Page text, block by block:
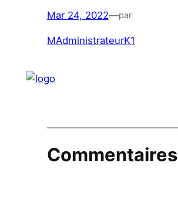
Mar 24, 2022—par
MAdministrateurK1
Commentaires